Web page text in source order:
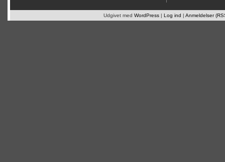
Udgivet med WordPress | Log ind | Anmeldelser